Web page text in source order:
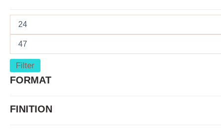
Filter
FORMAT
FINITION